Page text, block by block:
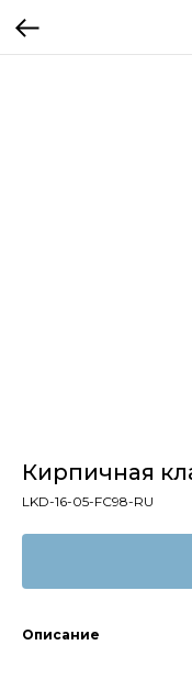
Кирпичная
LKD-16-05-FC98-RU
Описание